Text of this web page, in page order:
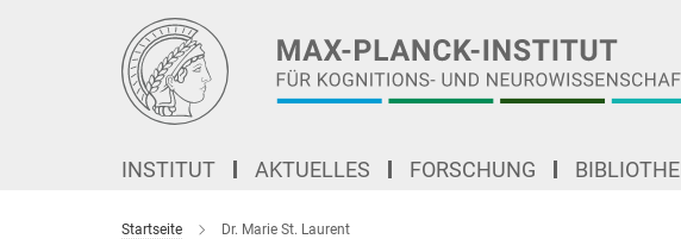
INSTITUT AKTUELLES FORSCHUNG
Startseite Dr. Marie St. Laurent